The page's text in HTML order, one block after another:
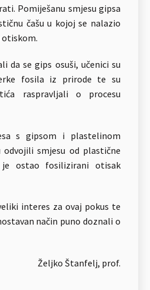
Pomiješanu smjesu gipsa
čašu u kojoj se nalazio
da se gips osuši, učenici su
fosila iz prirode te su
raspravljali o procesu
s gipsom i plastelinom
odvojili smjesu od plastične
ostao fosilizirani otisak
interes za ovaj pokus te
način puno doznali o
Željko Štanfelj, prof.